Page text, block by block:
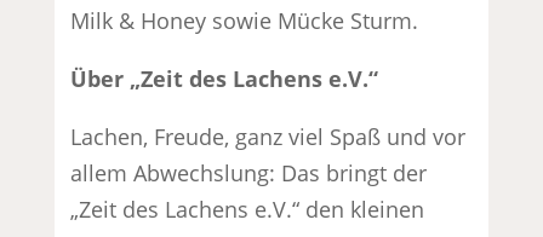
Milk & Honey sowie Mücke Sturm.
Über „Zeit des Lachens e.V.“
Lachen, Freude, ganz viel Spaß und vor
allem Abwechslung: Das bringt der
„Zeit des Lachens e.V.“ den kleinen